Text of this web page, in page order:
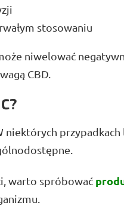
stosowaniu
niwelować
CBD.
niektórych
warto spróbować